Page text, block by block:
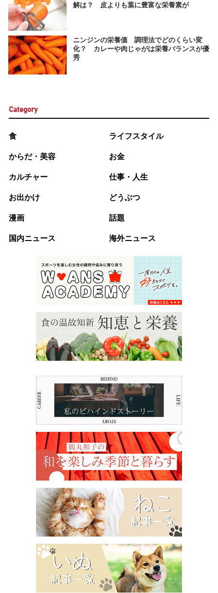
解は？ 皮よりも葉に豊富な栄養素が
ニンジンの栄養価 調理法でどのくらい変
化？ カレーや肉じゃがは栄養バランスが優
秀
Category
食 ライフスタイル
からだ・美容 お金
カルチャー 仕事・人生
お出かけ どうぶつ
漫画 話題
国内ニュース 海外ニュース